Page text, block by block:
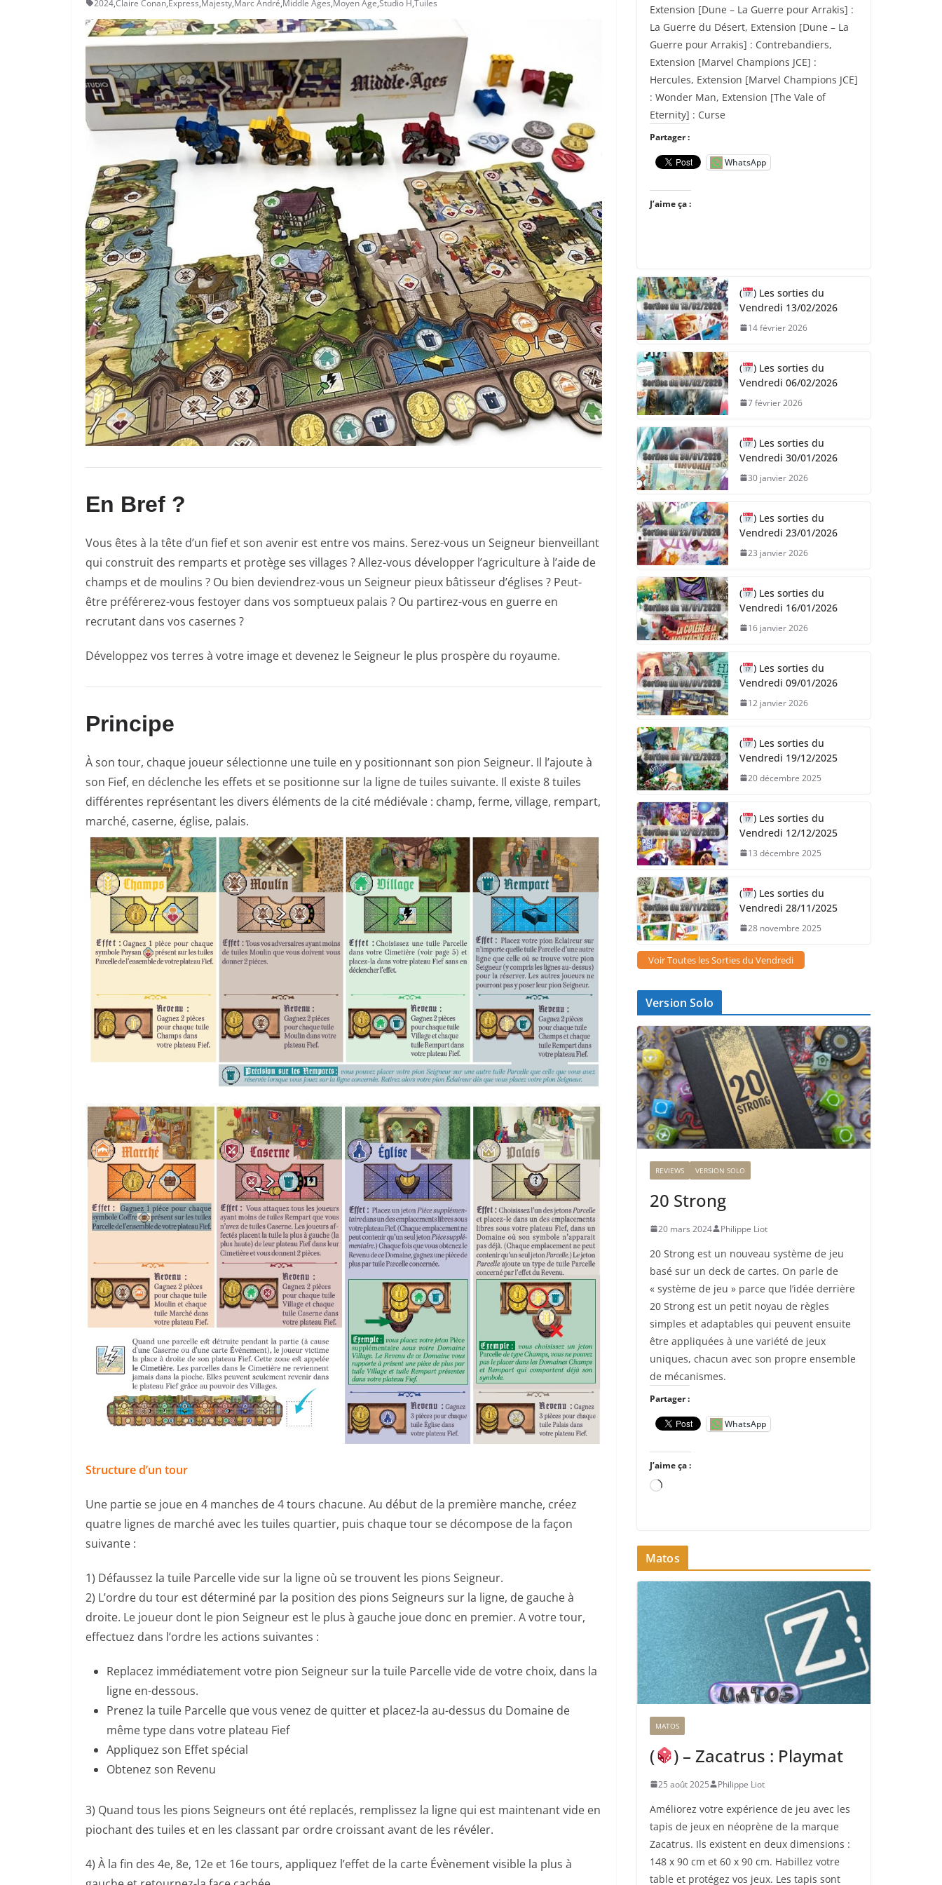
2024,Claire Conan,Express,Majesty,Marc André,Middle Ages,Moyen Age,Studio H,Tuiles
En Bref ?
Vous êtes à la tête d’un fief et son avenir est entre vos mains. Serez-vous un Seigneur bienveillant
qui construit des remparts et protège ses villages ? Allez-vous développer l’agriculture à l’aide de
champs et de moulins ? Ou bien deviendrez-vous un Seigneur pieux bâtisseur d’églises ? Peut-
être préférerez-vous festoyer dans vos somptueux palais ? Ou partirez-vous en guerre en
recrutant dans vos casernes ?
Développez vos terres à votre image et devenez le Seigneur le plus prospère du royaume.
Principe
À son tour, chaque joueur sélectionne une tuile en y positionnant son pion Seigneur. Il l’ajoute à
son Fief, en déclenche les effets et se positionne sur la ligne de tuiles suivante. Il existe 8 tuiles
différentes représentant les divers éléments de la cité médiévale : champ, ferme, village, rempart,
marché, caserne, église, palais.
Structure d’un tour
Une partie se joue en 4 manches de 4 tours chacune. Au début de la première manche, créez
quatre lignes de marché avec les tuiles quartier, puis chaque tour se décompose de la façon
suivante :
1) Défaussez la tuile Parcelle vide sur la ligne où se trouvent les pions Seigneur.
2) L’ordre du tour est déterminé par la position des pions Seigneurs sur la ligne, de gauche à
droite. Le joueur dont le pion Seigneur est le plus à gauche joue donc en premier. A votre tour,
effectuez dans l’ordre les actions suivantes :
Replacez immédiatement votre pion Seigneur sur la tuile Parcelle vide de votre choix, dans la
ligne en-dessous.
Prenez la tuile Parcelle que vous venez de quitter et placez-la au-dessus du Domaine de
même type dans votre plateau Fief
Appliquez son Effet spécial
Obtenez son Revenu
3) Quand tous les pions Seigneurs ont été replacés, remplissez la ligne qui est maintenant vide en
piochant des tuiles et en les classant par ordre croissant avant de les révéler.
4) À la fin des 4e, 8e, 12e et 16e tours, appliquez l’effet de la carte Évènement visible la plus à
Extension [Dune – La Guerre pour Arrakis] :
La Guerre du Désert, Extension [Dune – La
Guerre pour Arrakis] : Contrebandiers,
Extension [Marvel Champions JCE] :
Hercules, Extension [Marvel Champions JCE]
: Wonder Man, Extension [The Vale of
Eternity] : Curse
Partager :
WhatsApp
J’aime ça :
(
) Les sorties du
Vendredi 13/02/2026
14 février 2026
(
) Les sorties du
Vendredi 06/02/2026
7 février 2026
(
) Les sorties du
Vendredi 30/01/2026
30 janvier 2026
(
) Les sorties du
Vendredi 23/01/2026
23 janvier 2026
(
) Les sorties du
Vendredi 16/01/2026
16 janvier 2026
(
) Les sorties du
Vendredi 09/01/2026
12 janvier 2026
(
) Les sorties du
Vendredi 19/12/2025
20 décembre 2025
(
) Les sorties du
Vendredi 12/12/2025
13 décembre 2025
(
) Les sorties du
Vendredi 28/11/2025
28 novembre 2025
Voir Toutes les Sorties du Vendredi
Version Solo
REVIEWS VERSION SOLO
20 Strong
20 mars 2024 Philippe Liot
20 Strong est un nouveau système de jeu
basé sur un deck de cartes. On parle de
« système de jeu » parce que l’idée derrière
20 Strong est un petit noyau de règles
simples et adaptables qui peuvent ensuite
être appliquées à une variété de jeux
uniques, chacun avec son propre ensemble
de mécanismes.
Partager :
WhatsApp
J’aime ça :
C
g
e
m
e
t
…
Matos
MATOS
( ) – Zacatrus : Playmat
25 août 2025 Philippe Liot
Améliorez votre expérience de jeu avec les
tapis de jeux en néoprène de la marque
Zacatrus. Ils existent en deux dimensions :
148 x 90 cm et 60 x 90 cm. Habillez votre
table et protégez vos jeux. Les tapis sont